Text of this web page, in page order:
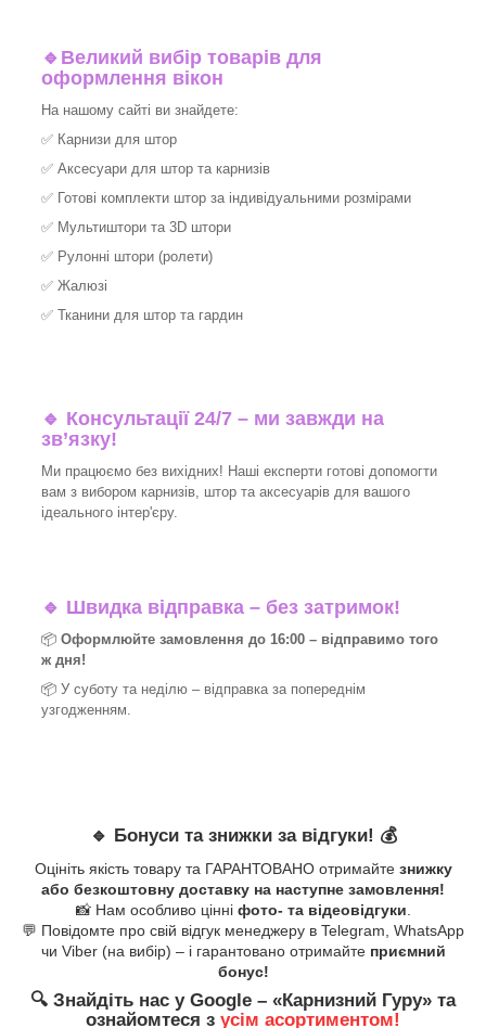
🔹 Великий вибір товарів для
оформлення вікон
На нашому сайті ви знайдете:
✅ Карнизи для штор
✅ Аксесуари для штор та карнизів
✅ Готові комплекти штор за індивідуальними розмірами
✅ Мультиштори та 3D штори
✅ Рулонні штори (ролети)
✅ Жалюзі
✅ Тканини для штор та гардин
🔹 Консультації 24/7 – ми завжди на
зв’язку!
Ми працюємо без вихідних! Наші експерти готові допомогти
вам з вибором карнизів, штор та аксесуарів для вашого
ідеального інтер'єру.​
🔹 Швидка відправка – без затримок!
📦 Оформлюйте замовлення до 16:00 – відправимо того
ж дня!
📦 У суботу та неділю – відправка за попереднім
узгодженням.
🔹 Бонуси та знижки за відгуки! 💰
Оцініть якість товару та ГАРАНТОВАНО отримайте знижку
або безкоштовну доставку на наступне замовлення!
📸 Нам особливо цінні фото- та відеовідгуки
💬 Повідомте про свій відгук менеджеру в Telegram, WhatsApp
чи Viber (на вибір) – і гарантовано отримайте приємний
бонус!
🔍 Знайдіть нас у Google – «Карнизний Гуру» та
ознайомтеся з усім асортиментом!